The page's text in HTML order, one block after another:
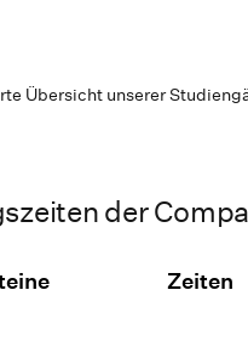
Übersicht unserer
der
Zeiten